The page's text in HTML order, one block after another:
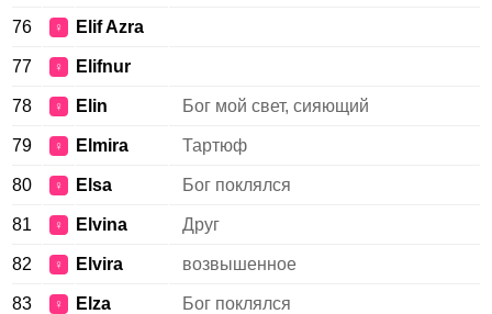
76 ♀ Elif Azra
77 ♀ Elifnur
78 ♀ Elin Бог мой свет, сияющий
79 ♀ Elmira Тартюф
80 ♀ Elsa Бог поклялся
81 ♀ Elvina Друг
82 ♀ Elvira возвышенное
83 ♀ Elza Бог поклялся